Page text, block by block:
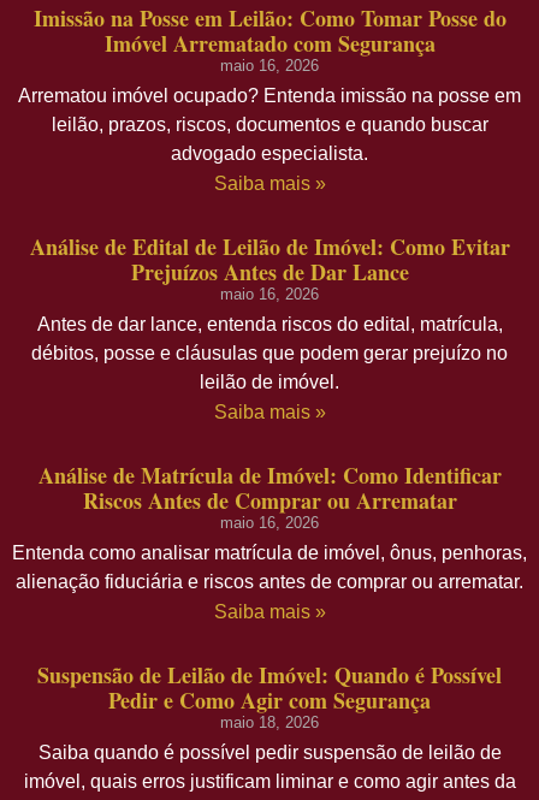
Imissão na Posse em Leilão: Como Tomar Posse do
Imóvel Arrematado com Segurança
maio 16, 2026
Arrematou imóvel ocupado? Entenda imissão na posse em
leilão, prazos, riscos, documentos e quando buscar
advogado especialista.
Saiba mais »
Análise de Edital de Leilão de Imóvel: Como Evitar
Prejuízos Antes de Dar Lance
maio 16, 2026
Antes de dar lance, entenda riscos do edital, matrícula,
débitos, posse e cláusulas que podem gerar prejuízo no
leilão de imóvel.
Saiba mais »
Análise de Matrícula de Imóvel: Como Identificar
Riscos Antes de Comprar ou Arrematar
maio 16, 2026
Entenda como analisar matrícula de imóvel, ônus, penhoras,
alienação fiduciária e riscos antes de comprar ou arrematar.
Saiba mais »
Suspensão de Leilão de Imóvel: Quando é Possível
Pedir e Como Agir com Segurança
maio 18, 2026
Saiba quando é possível pedir suspensão de leilão de
imóvel, quais erros justificam liminar e como agir antes da